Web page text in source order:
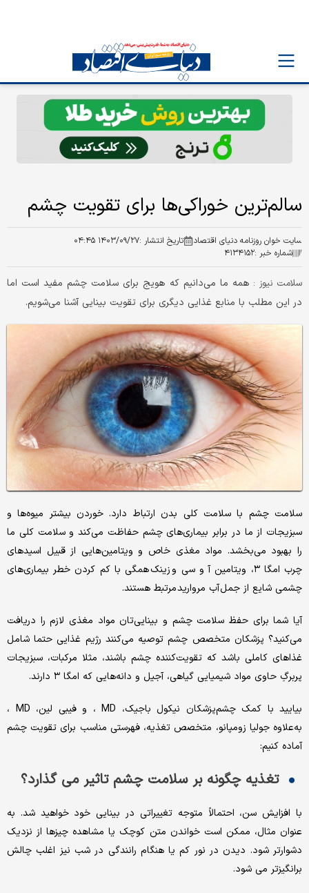
سالم‌ترین خوراکی‌ها برای تقویت چشم
سایت خوان روزنامه دنیای اقتصاد تاریخ انتشار :۱۴۰۳/۰۹/۲۷ ۰۴:۴۵
شماره خبر :۴۱۳۴۱۵۲
سلامت نیوز :همه ما می‌دانیم که هویج برای سلامت چشم مفید است اما
در این مطلب با منابع غذایی دیگری برای تقویت بینایی آشنا می‌شویم.
سلامت چشم با سلامت کلی بدن ارتباط دارد. خوردن بیشتر میوه‌ها و
سبزیجات از ما در برابر بیماری‌های چشم حفاظت می‌کند و سلامت کلی ما
را بهبود می‌بخشد. مواد مغذی خاص و ویتامین‌هایی از قبیل اسیدهای
چرب امگا ۳، ویتامین آ و سی و زینک همگی با کم کردن خطر بیماری‌های
چشمی شایع از جمل آب مروارید مرتبط هستند.
آیا شما برای حفظ سلامت چشم و بینایی‌تان مواد مغذی لازم را دریافت
می‌کنید؟ پزشکان متخصص چشم توصیه می‌کنند رژیم غذایی حتما شامل
غذاهای کاملی باشد که تقویت‌کننده‌ چشم باشند، مثلا مرکبات، سبزیجات
پربرگِ حاوی مواد شیمیایی گیاهی، آجیل و دانه‌هایی که امگا ۳ دارند.
بیایید با کمک چشم‌پزشکان نیکول باجیک، MD ، و فیبی لین، MD ،
به‌علاوه جولیا زومپانو، متخصص تغذیه، فهرستی مناسب برای تقویت چشم
آماده کنیم:
تغذیه چگونه بر سلامت چشم تاثیر می گذارد؟
با افزایش سن، احتمالاً متوجه تغییراتی در بینایی خود خواهید شد. به
عنوان مثال، ممکن است خواندن متن کوچک یا مشاهده چیزها از نزدیک
دشوارتر شود. دیدن در نور کم یا هنگام رانندگی در شب نیز اغلب چالش
برانگیزتر می شود.